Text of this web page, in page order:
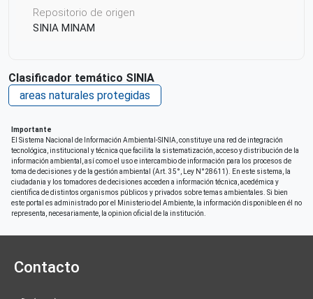
Repositorio de origen
SINIA MINAM
Clasificador temático SINIA
areas naturales protegidas
Importante
El Sistema Nacional de Información Ambiental-SINIA, constituye una red de integración
tecnológica, institucional y técnica que facilita la sistematización, acceso y distribución de la
información ambiental, así como el uso e intercambio de información para los procesos de
toma de decisiones y de la gestión ambiental (Art. 35°, Ley N°28611). En este sistema, la
ciudadania y los tomadores de decisiones acceden a información técnica, acedémica y
científica de distintos organismos públicos y privados sobre temas ambientales. Si bien
este portal es administrado por el Ministerio del Ambiente, la información disponible en él no
representa, necesariamente, la opinion oficial de la institución.
Contacto